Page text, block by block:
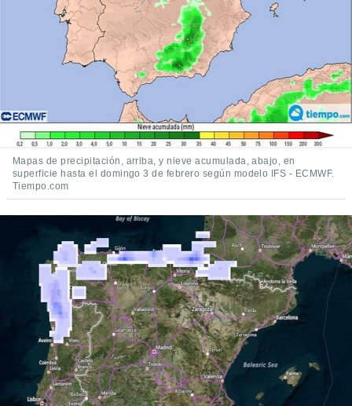
Mapas de precipitación, arriba, y nieve acumulada, abajo, en
superficie hasta el domingo 3 de febrero según modelo IFS - ECMWF.
Tiempo.com